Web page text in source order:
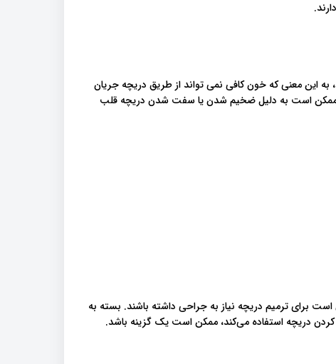
به این معنی که خون کافی نمی تواند از طریق دریچه جریان
ممکن است به دلیل ضخیم شدن یا سفت شدن دریچه قلب
است برای ترمیم دریچه نیاز به جراحی داشته باشند. بسته به
دریچه استفاده می‌کند، ممکن است یک گزینه باشد.